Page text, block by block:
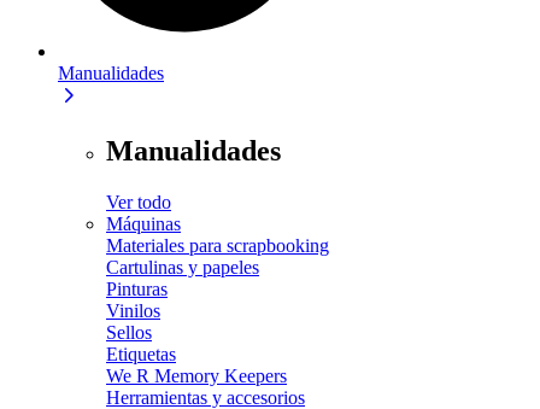
Manualidades
Manualidades
Ver todo
Máquinas
Materiales para scrapbooking
Cartulinas y papeles
Pinturas
Vinilos
Sellos
Etiquetas
We R Memory Keepers
Herramientas y accesorios